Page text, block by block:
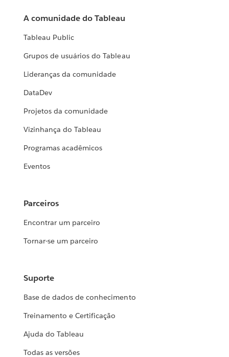
A comunidade do Tableau
Tableau Public
Grupos de usuários do Tableau
Lideranças da comunidade
DataDev
Projetos da comunidade
Vizinhança do Tableau
Programas acadêmicos
Eventos
Parceiros
Encontrar um parceiro
Tornar-se um parceiro
Suporte
Base de dados de conhecimento
Treinamento e Certificação
Ajuda do Tableau
Todas as versões